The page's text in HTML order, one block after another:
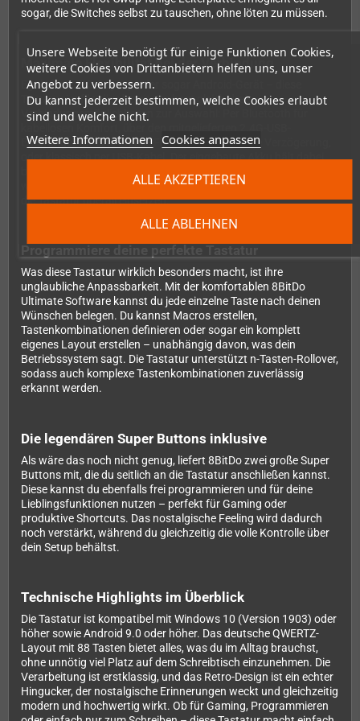
Unsere Webseite benötigt für einige Funktionen Cookies,
weitere Cookies von Drittanbietern helfen uns, unser
Angebot zu verbessern.
Du kannst jederzeit bestimmen, welche Cookies erlaubt
sind und welche nicht.
Weitere Informationen Cookies anpassen
ALLE ABLEHNEN
ALLE AKZEPTIEREN
sogar, die Switches selbst zu tauschen, ohne löten zu müssen.
Maximale Flexibilität bei der Verbindung
Egal ob am PC, Laptop oder sogar Android-Gerät – diese
Tastatur ist für alles bereit. Du hast gleich drei
Verbindungsmöglichkeiten zur Auswahl: Per Bluetooth für
Empfänger für eine stabile Funkverbindung ohne Verzögerung,
oder klassisch per USB-Kabel. Der eingebaute Akku hält dabei
beeindruckende 200 Stunden durch und ist in nur 4 Stunden
wieder vollständig geladen. So bist du immer flexibel und kannst
die Tastatur überall einsetzen.
Was diese Tastatur wirklich besonders macht, ist ihre
unglaubliche Anpassbarkeit. Mit der komfortablen 8BitDo
Ultimate Software kannst du jede einzelne Taste nach deinen
Wünschen belegen. Du kannst Macros erstellen,
Tastenkombinationen definieren oder sogar ein komplett
eigenes Layout erstellen – unabhängig davon, was dein
Betriebssystem sagt. Die Tastatur unterstützt n-Tasten-Rollover,
sodass auch komplexe Tastenkombinationen zuverlässig
erkannt werden.
Die legendären Super Buttons inklusive
Als wäre das noch nicht genug, liefert 8BitDo zwei große Super
Buttons mit, die du seitlich an die Tastatur anschließen kannst.
Diese kannst du ebenfalls frei programmieren und für deine
Lieblingsfunktionen nutzen – perfekt für Gaming oder
produktive Shortcuts. Das nostalgische Feeling wird dadurch
noch verstärkt, während du gleichzeitig die volle Kontrolle über
dein Setup behältst.
Technische Highlights im Überblick
Die Tastatur ist kompatibel mit Windows 10 (Version 1903) oder
höher sowie Android 9.0 oder höher. Das deutsche QWERTZ-
Layout mit 88 Tasten bietet alles, was du im Alltag brauchst,
ohne unnötig viel Platz auf dem Schreibtisch einzunehmen. Die
Verarbeitung ist erstklassig, und das Retro-Design ist ein echter
Hingucker, der nostalgische Erinnerungen weckt und gleichzeitig
modern und hochwertig wirkt. Ob für Gaming, Programmieren